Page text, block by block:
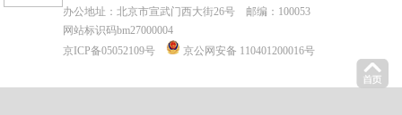
办公地址：北京市宣武门西大街26号 邮编：100053
网站标识码bm27000004
京ICP备05052109号
京公网安备 110401200016号